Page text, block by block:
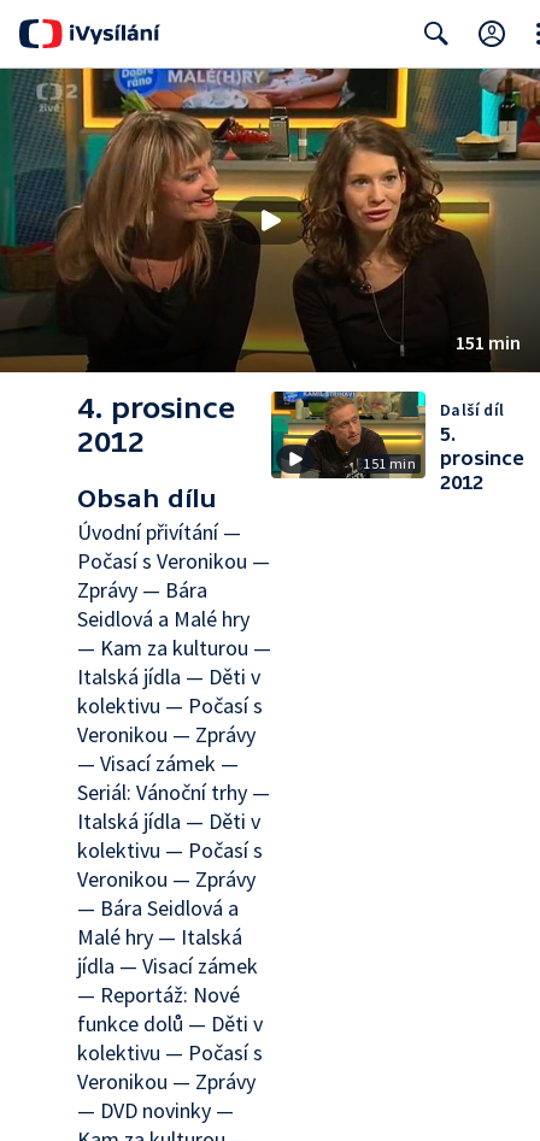
Search
151 min
4. prosince
2012
Obsah dílu
Úvodní přivítání —
Počasí s Veronikou —
Zprávy — Bára
Seidlová a Malé hry
— Kam za kulturou —
Italská jídla — Děti v
kolektivu — Počasí s
Veronikou — Zprávy
— Visací zámek —
Seriál: Vánoční trhy —
Italská jídla — Děti v
kolektivu — Počasí s
Veronikou — Zprávy
— Bára Seidlová a
Malé hry — Italská
jídla — Visací zámek
— Reportáž: Nové
funkce dolů — Děti v
kolektivu — Počasí s
Veronikou — Zprávy
— DVD novinky —
151 min
Další díl
5.
prosince
2012